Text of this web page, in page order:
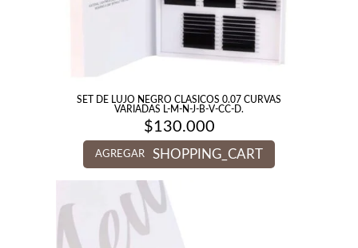
SET DE LUJO NEGRO CLASICOS 0.07 CURVAS
VARIADAS L-M-N-J-B-V-CC-D.
$130.000
AGREGAR SHOPPING_CART